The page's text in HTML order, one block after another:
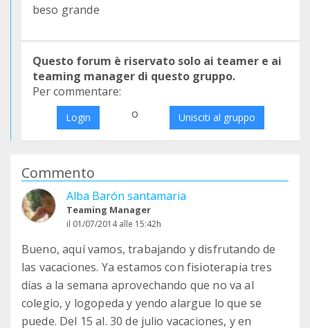
beso grande
Questo forum è riservato solo ai teamer e ai
teaming manager di questo gruppo.
Per commentare:
Login o Unisciti al gruppo
Commento
Alba Barón santamaria
Teaming Manager
il 01/07/2014 alle 15:42h
Bueno, aquí vamos, trabajando y disfrutando de
las vacaciones. Ya estamos con fisioterapia tres
días a la semana aprovechando que no va al
colegio, y logopeda y yendo alargue lo que se
puede. Del 15 al. 30 de julio vacaciones, y en